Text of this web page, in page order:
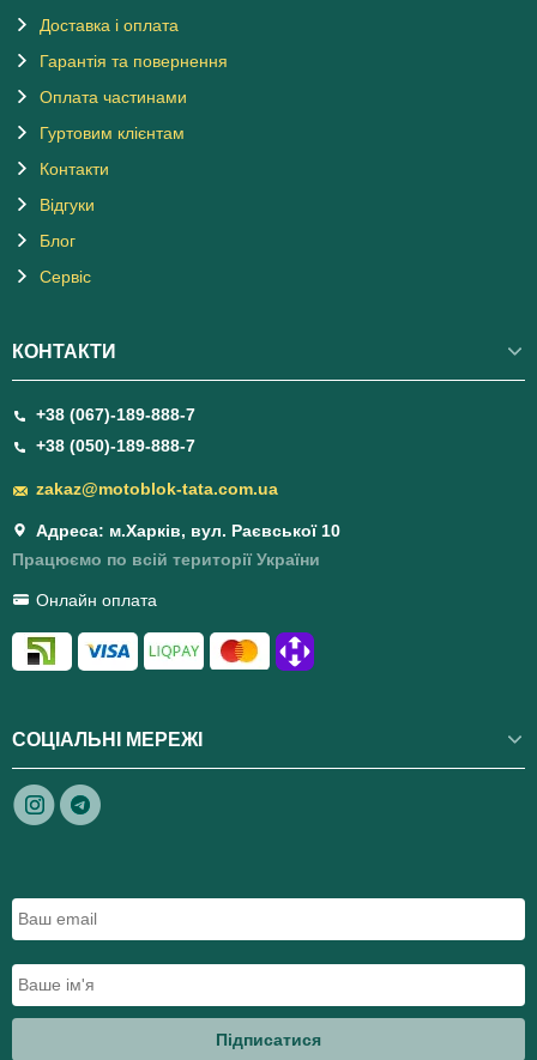
Доставка і оплата
Гарантія та повернення
Оплата частинами
Гуртовим клієнтам
Контакти
Відгуки
Блог
Сервіс
КОНТАКТИ
+38 (067)-189-888-7
+38 (050)-189-888-7
zakaz@motoblok-tata.com.ua
Адреса: м.Харків, вул. Раєвської 10
Працюємо по всій території України
Онлайн оплата
СОЦІАЛЬНІ МЕРЕЖІ
Підписатися